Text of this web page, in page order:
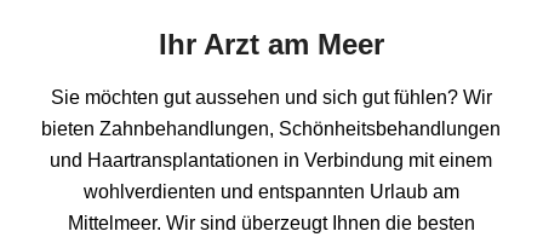
Ihr Arzt am Meer
Sie möchten gut aussehen und sich gut fühlen? Wir
bieten Zahnbehandlungen, Schönheitsbehandlungen
und Haartransplantationen in Verbindung mit einem
wohlverdienten und entspannten Urlaub am
Mittelmeer. Wir sind überzeugt Ihnen die besten